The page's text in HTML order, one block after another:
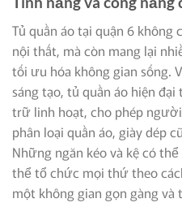
Tủ quần áo tại quận 6
nội thất, mà còn mang lại
tối ưu hóa không gian sống.
sáng tạo, tủ quần áo hiện
trữ linh hoạt, cho phép
phân loại quần áo, giày dép
Những ngăn kéo và kệ có
thể tổ chức mọi thứ theo
một không gian gọn gàng